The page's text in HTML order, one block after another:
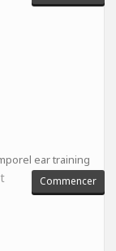
ear training
Commencer